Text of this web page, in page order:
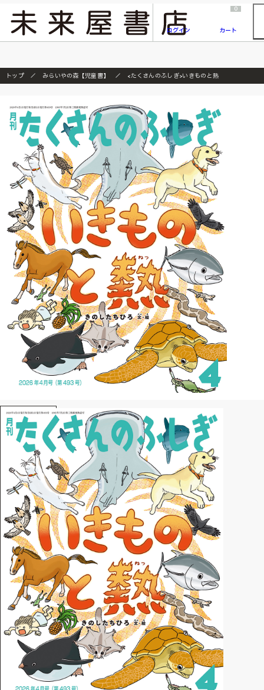
『ONE PIECE magazine 021 ONE PIECEカード付き同梱版』発売延期のご案内
ログイン
0
カート
トップ みらいやの森【児童書】 <たくさんのふしぎ>いきものと熱